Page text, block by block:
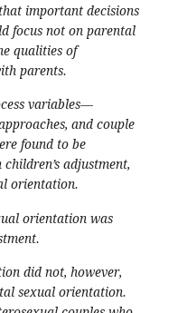
important decisions
focus not on parental
qualities of
parents.
variables—
and couple
found to be
adjustment,
orientation.
orientation was
did not, however,
sexual orientation.